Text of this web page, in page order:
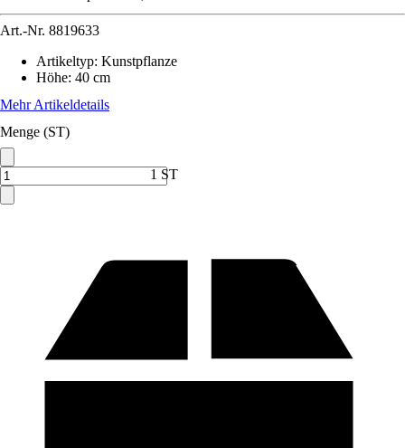
Art.-Nr. 8819633
Artikeltyp: Kunstpflanze
Höhe: 40 cm
Mehr Artikeldetails
Menge (ST)
1 ST